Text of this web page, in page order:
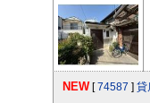
NEW [74587 ] 貸